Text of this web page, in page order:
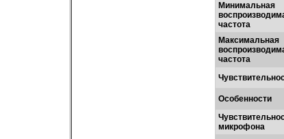
Минимальная
частота
Максимальная
частота
Особенности
микрофона